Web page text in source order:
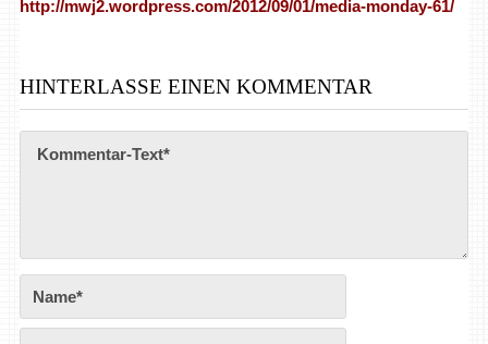
http://mwj2.wordpress.com/2012/09/01/media-monday-61/
HINTERLASSE EINEN KOMMENTAR